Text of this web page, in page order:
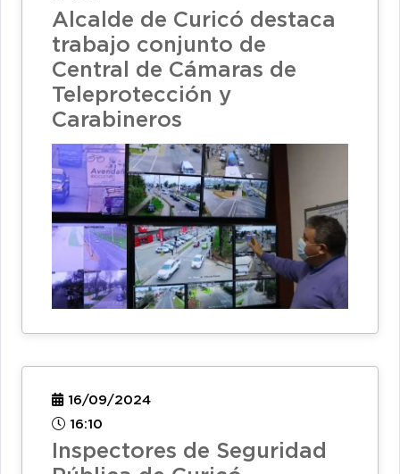
Alcalde de Curicó destaca
trabajo conjunto de
Central de Cámaras de
Teleprotección y
Carabineros
16/09/2024
16:10
Inspectores de Seguridad